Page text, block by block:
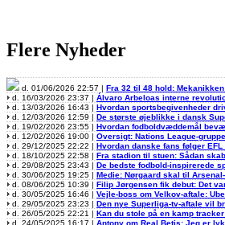
Flere Nyheder
d. 01/06/2026 22:57 | Fra 32 til 48 hold: Mekanikken
d. 16/03/2026 23:37 | Álvaro Arbeloas interne
d. 13/03/2026 16:43 | Hvordan sportsbegivenheder
d. 12/03/2026 12:59 | De største øjeblikke i dansk
d. 19/02/2026 23:55 | Hvordan fodboldvæddemål
d. 12/02/2026 19:00 | Oversigt: Nations League-
d. 29/12/2025 22:22 | Hvordan danske fans følger EFL
d. 18/10/2025 22:58 | Fra stadion til stuen: Sådan
d. 29/08/2025 23:43 | De bedste fodbold-inspirerede
d. 30/06/2025 19:25 | Medie: Nørgaard skal til
d. 08/06/2025 10:39 | Filip Jørgensen fik debut: Det
d. 30/05/2025 16:46 | Vejle-boss om Velkov-aftale:
d. 29/05/2025 23:23 | Den nye Superliga-tv-aftale vil
d. 26/05/2025 22:21 | Kan du stole på en kamp
d. 24/05/2025 16:17 | Antony om Real Betis: Jeg er